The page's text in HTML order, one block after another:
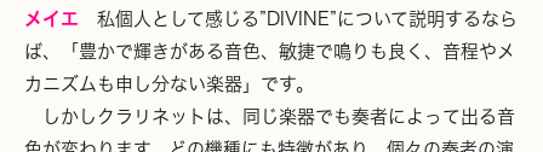
メイエ
私個人として感じる”DIVINE”について説明するなら
ば、「豊かで輝きがある音色、敏捷で鳴りも良く、音程やメ
カニズムも申し分ない楽器」です。
しかしクラリネットは、同じ楽器でも奏者によって出る音